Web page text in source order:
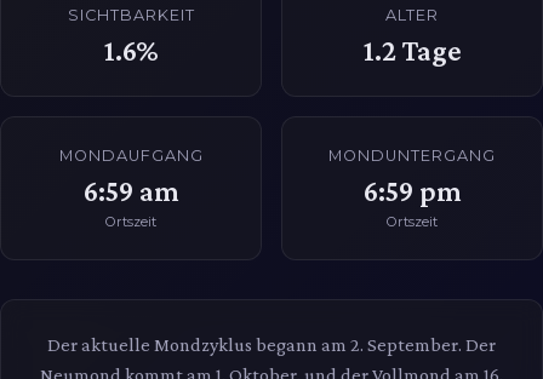
SICHTBARKEIT
1.6%
ALTER
1.2Tage
MONDAUFGANG
6:59 am
Ortszeit
MONDUNTERGANG
6:59 pm
Ortszeit
Der aktuelle Mondzyklus begann am 2. September. Der
Neumond kommt am 1. Oktober, und der Vollmond am 16.